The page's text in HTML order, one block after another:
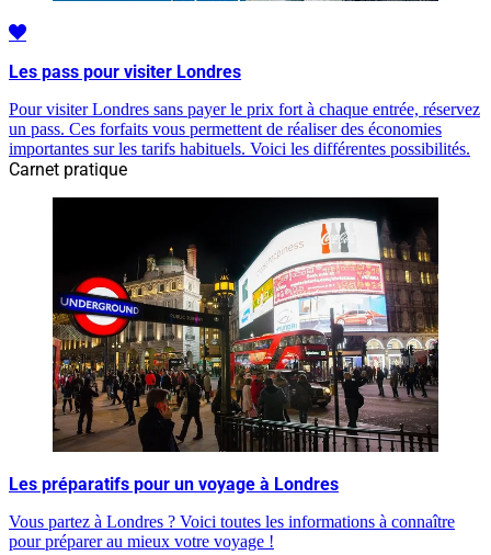
Les pass pour visiter Londres
Pour visiter Londres sans payer le prix fort à chaque entrée, réservez
un pass. Ces forfaits vous permettent de réaliser des économies
importantes sur les tarifs habituels. Voici les différentes possibilités.
Carnet pratique
Les préparatifs pour un voyage à Londres
Vous partez à Londres ? Voici toutes les informations à connaître
pour préparer au mieux votre voyage !